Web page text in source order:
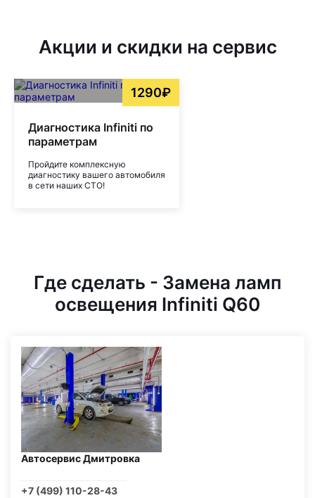
Акции и скидки на сервис
1290₽
Диагностика Infiniti по
параметрам
Пройдите комплексную
диагностику вашего автомобиля
в сети наших СТО!
Где сделать - Замена ламп
освещения Infiniti Q60
Автосервис Дмитровка
+7 (499) 110-28-43